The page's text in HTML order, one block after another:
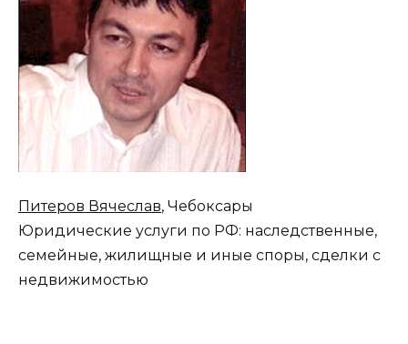
Питеров Вячеслав, Чебоксары
Юридические услуги по РФ: наследственные,
семейные, жилищные и иные споры, сделки с
недвижимостью